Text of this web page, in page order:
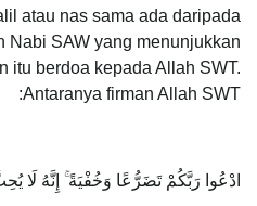
atau nas sama ada daripada
Nabi SAW yang menunjukkan
itu berdoa kepada Allah SWT.
Antaranya firman Allah SWT:
ادْعُوا رَبَّكُمْ تَضَرُّعًا وَخُفْيَةً ۚ إِنَّهُ لَا